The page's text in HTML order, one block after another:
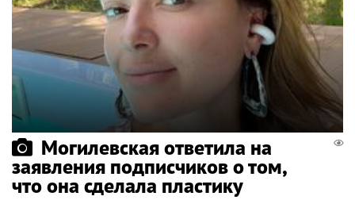
Могилевская ответила на
заявления подписчиков о том,
что она сделала пластику